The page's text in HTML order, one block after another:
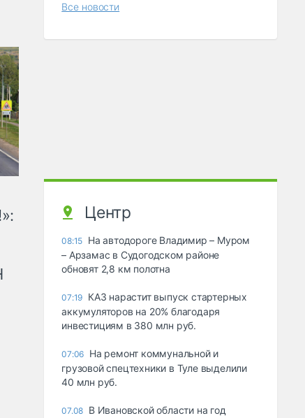
Все новости
Центр
08:15 На автодороге Владимир – Муром
– Арзамас в Судогодском районе
обновят 2,8 км полотна
07:19 КАЗ нарастит выпуск стартерных
аккумуляторов на 20% благодаря
инвестициям в 380 млн руб.
07:06 На ремонт коммунальной и
грузовой спецтехники в Туле выделили
40 млн руб.
07.08 В Ивановской области на год